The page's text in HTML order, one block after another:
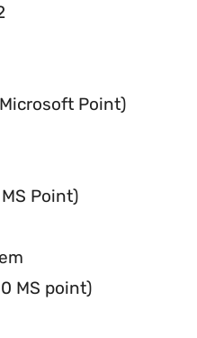
Point)
Point)
MS point)